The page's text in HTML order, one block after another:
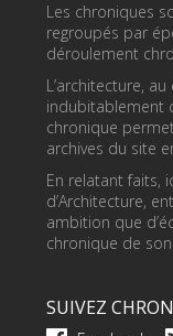
Les chroniques
regroupés par
déroulement
L’architecture,
indubitablement
chronique
archives du site
En relatant faits,
d’Architecture,
ambition que
chronique de
SUIVEZ